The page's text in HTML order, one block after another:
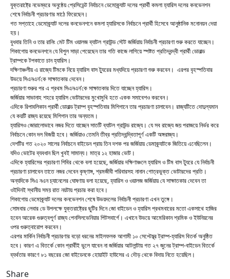
যুক্তরাষ্ট্রে নভেম্বরে অনুষ্ঠেয় প্রেসিডেন্ট নির্বাচনে ডেমোক্র্যাট দলের প্রার্থী কমলা হ্যারিস দলের কনভেনশন
শেষে নির্বাচনী প্রচারণার মাঠে ফিরেছেন।
গত সপ্তাহে ডেমোক্র্যাট দলের কনভেনশনে কমলা হ্যারিসকে নির্বাচনে প্রার্থী হিসেবে আনুষ্ঠানিক মনোনয়ন দেয়া
হয়।
বুধবার তিনি ও তার রানিং মেট টিম ওয়ালজ ব্যাটল গ্রাউন্ড স্টেট জর্জিয়ায় নির্বাচনী প্রচারণা শুরু করতে যাচ্ছেন।
শিকাগোয় কনভেনশনে যে বিপুল সাড়া পেয়েছেন তার গতি কাজে লাগিয়ে স্পষ্টত প্রতিদ্বন্দ্বী প্রার্থী ডোনাল্ড
ট্রাম্পকে টপকাতে চান হ্যারিস।
দক্ষিণাঞ্চলীয় এ রাজ্যে টিমকে নিয়ে হ্যারিস বাস ট্যুরের মধ্যদিয়ে প্রচারণা শুরু করবেন। এরপর বৃহস্পতিবার
উভয়ে সিএনএন’কে সাক্ষাতকার দেবেন।
প্রচারণা শুরুর পর এ প্রথম সিএনএন’কে সাক্ষাতকার দিতে যাচ্ছেন হ্যারিস।
জর্জিয়ার সাভানাহ শহরে হ্যারিস ভোটারদের মুখোমুখি হতে একক সমাবেশও করবেন।
এদিকে রিপাবলিকান প্রার্থী ডোনাল্ড ট্রাম্প বৃহস্পতিবার মিশিগানে তার প্রচারণা চালাবেন। রাজ্যটিতে দোদুল্যমান
যে কয়টি রাজ্য রয়েছে মিশিগান তার অন্যতম।
হ্যারিসও জোরালোভাবে নজর দিতে যাচ্ছেন সাতটি ব্যাটল গ্রাউন্ড রাজ্যে। যে সব রাজ্যে জয় পরাজয়ে নির্ভর করে
নির্বাচনে কোন দল বিজয়ী হবে। জর্জিয়াও তেমনি তীব্র প্রতিদ্বন্দ্বিতাপূর্ণ একটি অঙ্গরাজ্য।
দেশটির গত ২০২০ সালের নির্বাচনে বাইডেন প্রায় তিন দশক পর জর্জিয়ায় ডেমাক্র্যাটকে জিতিয়ে এনেছিলেন।
যদিও ভোটের ব্যবধান ছিল খুবই সামান্য। মাত্র ১২ হাজার ভোট।
এদিকে হ্যারিসের প্রচারণা শিবির থেকে বলা হয়েছে, জর্জিয়ার দক্ষিণাঞ্চলে হ্যারিস ও টিম বাস ট্যুরে যে নির্বাচনী
প্রচারণা চালাবেন তাতে নজর দেবেন কৃষ্ণাঙ্গ, শ্রমজীবী পরিবারসহ নানান গোত্রভুক্ত ভোটারদের প্রতি।
অন্যদিকে সিএ নএন চ্যানেলের ঘোষণায় বলা হয়েছে, হ্যারিস ও ওয়ালজ জর্জিয়ায় যে সাক্ষাতকার দেবেন তা
ওইদিনই স্থানীয় সময় রাত নয়টায় প্রচার করা হবে।
শিকাগোয় ডেমোক্র্যাট দলের কনভেনশন শেষে উভয়দলের নির্বাচনী প্রচারণা এখন তুঙ্গে।
সোমবার লেবার ডে উপলক্ষে যুক্তরাষ্ট্রের ছুটির দিনে জো বাইডেন ও হ্যারিস প্রথমবারের মতো একসাথে হাজির
হবেন আরেক গুরুত্বপূর্ণ রাজ্য পেনসিলভেনিয়ার পিটসবার্গে। এখানে উভয়ে আমেরিকান শ্রমিক ও ইউনিয়নের
ওপর গুরুত্বারোপ করবেন।
এরপর মার্কিন নির্বাচনী প্রচারণার বড়ো ধরনের মাইলফলক আগামী ১০ সেপ্টেম্ব্র ট্রাম্প-হ্যারিস বিতর্ক অনুষ্ঠিত
হবে। কারণ এ বিতর্কে কোন প্রার্থীই ভুলে যাবেন না জর্জিয়ার আটলান্টায় গত ২৭ জুনের ট্রাম্প-বাইডেন বিতর্কে
ব্যর্থতার কারণে ৮১ বছরের জো বাইডেনকে হোয়াইট হাউসের এ দৌড় থেকে বিদায় নিতে হয়েছিল।
Share